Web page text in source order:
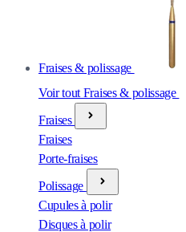
Fraises & polissage
Voir tout Fraises & polissage
Fraises
Fraises
Porte-fraises
Polissage
Cupules à polir
Disques à polir